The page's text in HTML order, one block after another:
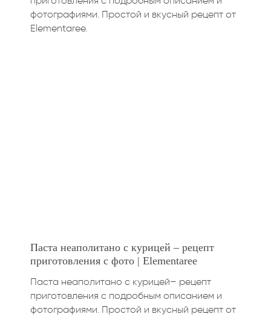
фотографиями. Простой и вкусный рецепт от
Elementaree.
Паста неаполитано с курицей – рецепт
приготовления с фото | Elementaree
Паста неаполитано с курицей– рецепт
приготовления с подробным описанием и
фотографиями. Простой и вкусный рецепт от